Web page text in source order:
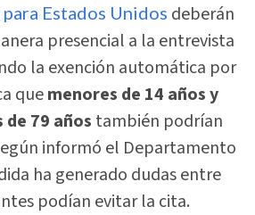
para Estados Unidos deberán
presencial a la entrevista
la exención automática por
quemenores de 14 años y
79 años también podrían
informó el Departamento
ha generado dudas entre
podían evitar la cita.